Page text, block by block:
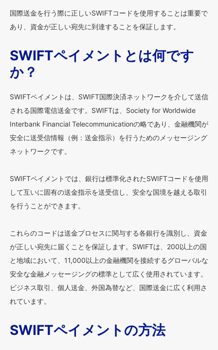
国際送金を行う際に正しいSWIFTコードを使用することは重要で
あり、資金が正しい宛先に到達することを保証します。
SWIFTペイメントとは何です
か？
SWIFTペイメントは、SWIFT国際決済ネットワークを介して送信
される国際電信送金です。SWIFTは、Society for Worldwide
Interbank Financial Telecommunicationの略であり、金融機関が
安全に送受信情報（例：送金指示）を行うためのメッセージング
ネットワークです。
SWIFTペイメントでは、銀行は標準化されたSWIFTコードを使用
して互いに固有の送金指示を送受信し、安全な国境を越える取引
を行うことができます。
これらのコードは送金プロセスに関与する各銀行を識別し、資金
が正しい宛先に届くことを保証します。SWIFTは、200以上の国
と地域において、11,000以上の金融機関を接続するグローバルな
安全な金融メッセージングの標準として広く使用されています。
ビジネス取引、個人送金、外国為替など、国際送金に広く利用さ
れています。
SWIFTペイメントの方法